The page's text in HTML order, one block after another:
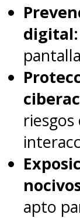
digital:
apto